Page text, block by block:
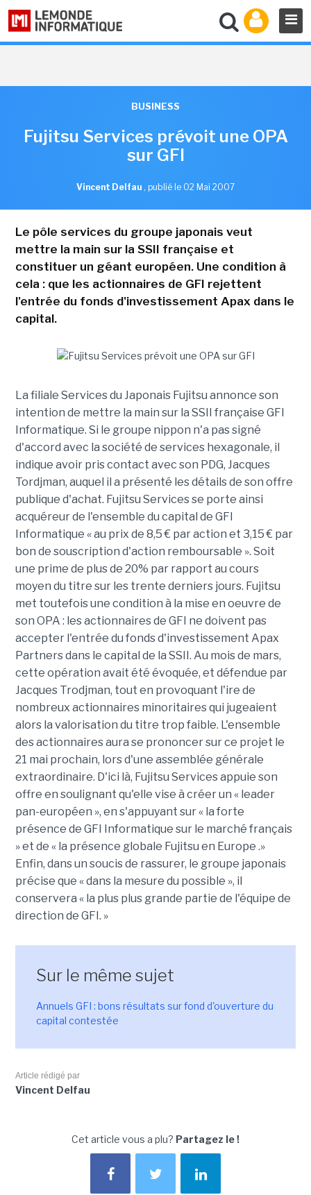
BUSINESS
Fujitsu Services prévoit une OPA
sur GFI
Vincent Delfau , publié le 02 Mai 2007
Le pôle services du groupe japonais veut
mettre la main sur la SSII française et
constituer un géant européen. Une condition à
cela : que les actionnaires de GFI rejettent
l'entrée du fonds d'investissement Apax dans le
capital.
La filiale Services du Japonais Fujitsu annonce son
intention de mettre la main sur la SSII française GFI
Informatique. Si le groupe nippon n'a pas signé
d'accord avec la société de services hexagonale, il
indique avoir pris contact avec son PDG, Jacques
Tordjman, auquel il a présenté les détails de son offre
publique d'achat. Fujitsu Services se porte ainsi
acquéreur de l'ensemble du capital de GFI
Informatique « au prix de 8,5 € par action et 3,15 € par
bon de souscription d'action remboursable ». Soit
une prime de plus de 20% par rapport au cours
moyen du titre sur les trente derniers jours. Fujitsu
met toutefois une condition à la mise en oeuvre de
son OPA : les actionnaires de GFI ne doivent pas
accepter l'entrée du fonds d'investissement Apax
Partners dans le capital de la SSII. Au mois de mars,
cette opération avait été évoquée, et défendue par
Jacques Trodjman, tout en provoquant l'ire de
nombreux actionnaires minoritaires qui jugeaient
alors la valorisation du titre trop faible. L'ensemble
des actionnaires aura se prononcer sur ce projet le
21 mai prochain, lors d'une assemblée générale
extraordinaire. D'ici là, Fujitsu Services appuie son
offre en soulignant qu'elle vise à créer un « leader
pan-européen », en s'appuyant sur « la forte
présence de GFI Informatique sur le marché français
» et de « la présence globale Fujitsu en Europe .»
Enfin, dans un soucis de rassurer, le groupe japonais
précise que « dans la mesure du possible », il
conservera « la plus plus grande partie de l'équipe de
direction de GFI. »
Sur le même sujet
Annuels GFI : bons résultats sur fond d'ouverture du
capital contestée
Article rédigé par
Vincent Delfau
Cet article vous a plu? Partagez le !